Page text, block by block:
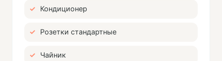
Кондиционер
Розетки стандартные
Чайник